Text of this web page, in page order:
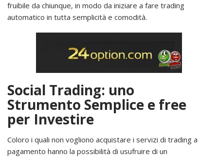
fruibile da chiunque, in modo da iniziare a fare trading
automatico in tutta semplicità e comodità.
Social Trading: uno
Strumento Semplice e free
per Investire
Coloro i quali non vogliono acquistare i servizi di trading a
pagamento hanno la possibilità di usufruire di un